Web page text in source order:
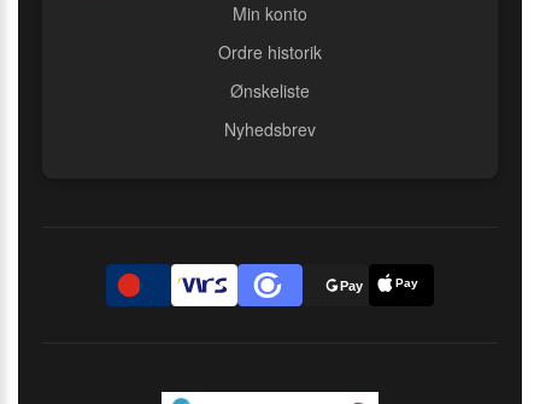
Min konto
Ordre historik
Ønskeliste
Nyhedsbrev
D Pay Pay